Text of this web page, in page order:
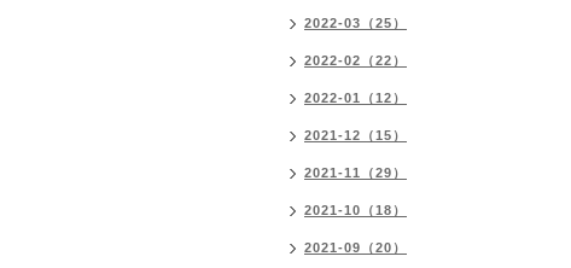
2022-03（25）
2022-02（22）
2022-01（12）
2021-12（15）
2021-11（29）
2021-10（18）
2021-09（20）